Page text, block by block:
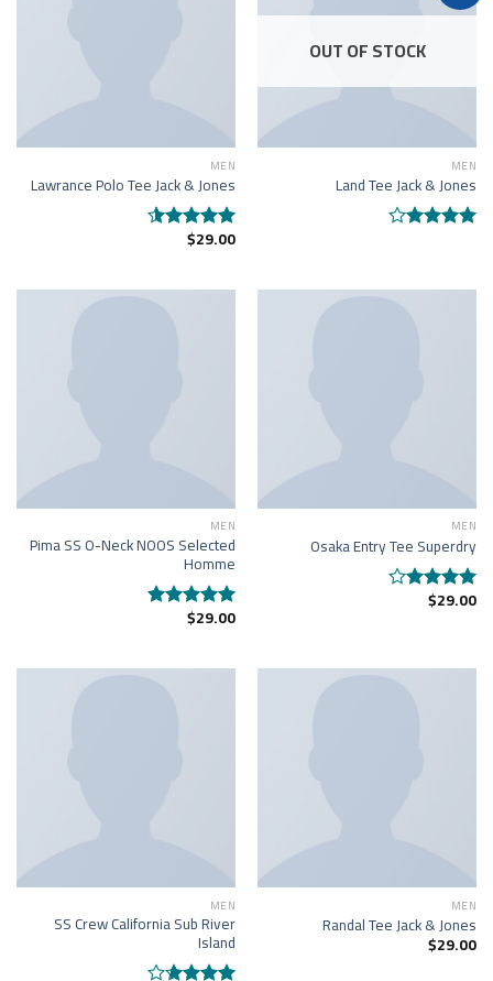
OUT OF STOCK
MEN
Land Tee Jack & Jones
MEN
Lawrance Polo Tee Jack & Jones
Rated
$29.00
MEN
Osaka Entry Tee Superdry
Rated
$29.00
MEN
Pima SS O-Neck NOOS Selected
Homme
Rated5.00
$29.00
MEN
Randal Tee Jack & Jones
$29.00
MEN
SS Crew California Sub River
Island